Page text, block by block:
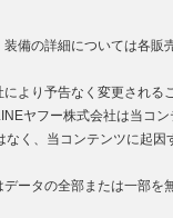
備の詳細については各販
により予告なく変更される
ヤフー株式会社は当コ
なく、当コンテンツに起因
データの全部または一部を